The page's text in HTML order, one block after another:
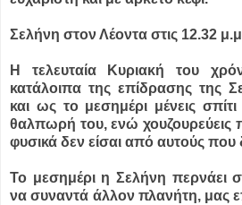
Σελήνη στον Λέοντα στις 12.32
Η τελευταία Κυριακή του
κατάλοιπα της επίδρασης της
και ως το μεσημέρι μένεις
θαλπωρή του, ενώ χουζουρεύεις
φυσικά δεν είσαι από αυτούς που
Το μεσημέρι η Σελήνη περνάει
να συναντά άλλον πλανήτη, μας